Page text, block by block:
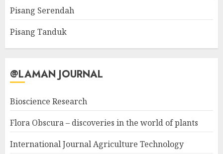
Pisang Serendah
Pisang Tanduk
@LAMAN JOURNAL
Bioscience Research
Flora Obscura – discoveries in the world of plants
International Journal Agriculture Technology